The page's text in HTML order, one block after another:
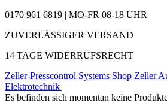
0170 961 6819 | MO-FR 08-18 UHR
ZUVERLÄSSIGER VERSAND
14 TAGE WIDERRUFSRECHT
Zeller-Presscontrol Systems Shop Zeller
Elektrotechnik
Es befinden sich momentan keine